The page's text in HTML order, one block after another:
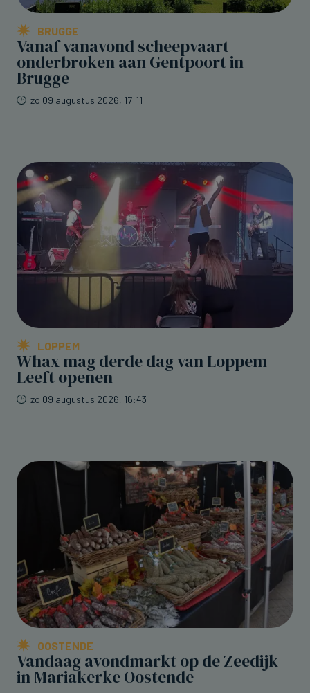
BRUGGE
Vanaf vanavond scheepvaart
onderbroken aan Gentpoort in
Brugge
zo 09 augustus 2026, 17:11
LOPPEM
Whax mag derde dag van Loppem
Leeft openen
zo 09 augustus 2026, 16:43
OOSTENDE
Vandaag avondmarkt op de Zeedijk
in Mariakerke Oostende